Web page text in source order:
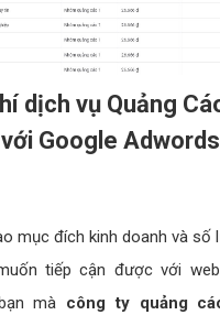
dịch vụ Quảng
Google
mục đích kinh doanh và số
tiếp cận được với
mà công ty quảng